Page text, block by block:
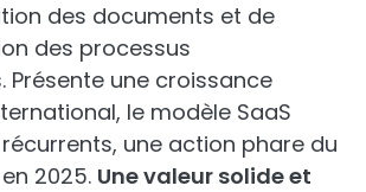
des documents et de
des processus
Présente une croissance
le modèle SaaS
une action phare du
2025. Une valeur solide et